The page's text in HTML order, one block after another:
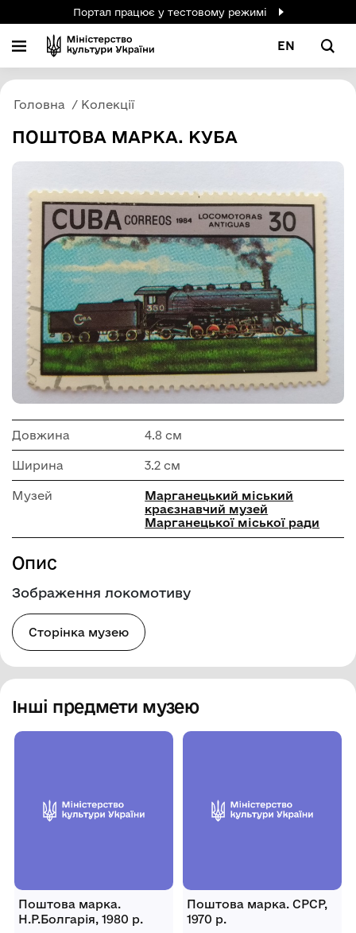
Портал працює у тестовому режимі
EN
Головна Колекції
ПОШТОВА МАРКА. КУБА
Довжина 4.8 см
Ширина 3.2 см
Музей
Марганецький міський
краєзнавчий музей
Марганецької міської ради
Опис
Зображення локомотиву
Сторінка музею
Інші предмети музею
Поштова марка.
Н.Р.Болгарія, 1980 р.
Поштова марка. СРСР,
1970 р.